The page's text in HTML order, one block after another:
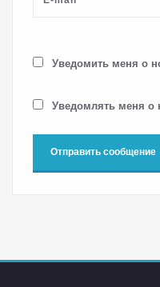
Уведомить меня о
Уведомлять меня о